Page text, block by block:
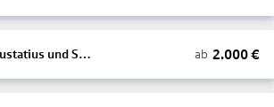
Bonaire, Sint Eustatius und Saba ab 2.000€